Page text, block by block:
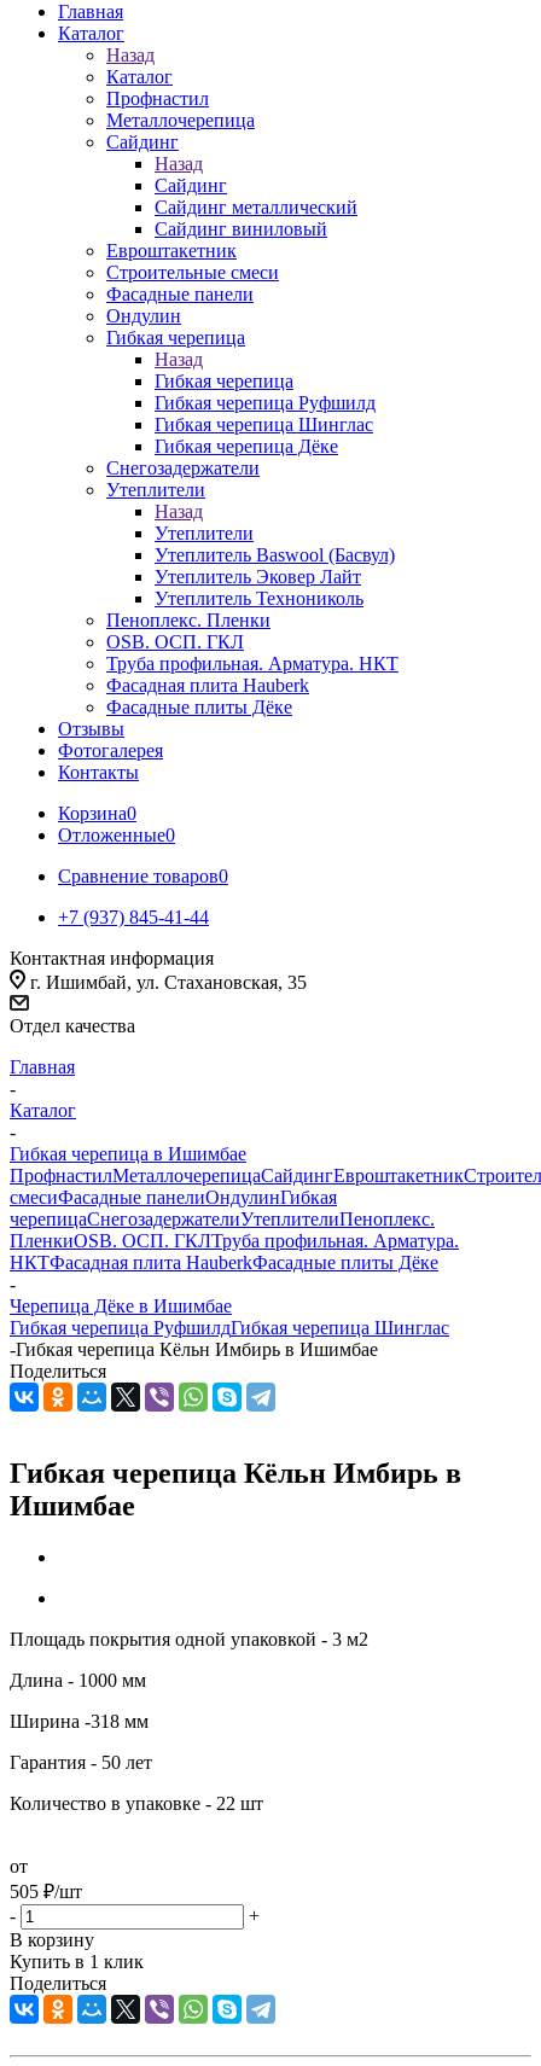
Главная
Каталог
Назад
Каталог
Профнастил
Металлочерепица
Сайдинг
Назад
Сайдинг
Сайдинг металлический
Сайдинг виниловый
Евроштакетник
Строительные смеси
Фасадные панели
Ондулин
Гибкая черепица
Назад
Гибкая черепица
Гибкая черепица Руфшилд
Гибкая черепица Шинглас
Гибкая черепица Дёке
Снегозадержатели
Утеплители
Назад
Утеплители
Утеплитель Baswool (Басвул)
Утеплитель Эковер Лайт
Утеплитель Технониколь
Пеноплекс. Пленки
OSB. ОСП. ГКЛ
Труба профильная. Арматура. НКТ
Фасадная плита Hauberk
Фасадные плиты Дёке
Отзывы
Фотогалерея
Контакты
Корзина0
Отложенные0
Сравнение товаров0
+7 (937) 845-41-44
Контактная информация
г. Ишимбай, ул. Стахановская, 35
Отдел качества
Главная
-
Каталог
-
Гибкая черепица в Ишимбае
ПрофнастилМеталлочерепицаСайдингЕвроштакетник
смесиФасадные панелиОндулинГибкая
черепицаСнегозадержателиУтеплителиПеноплекс.
ПленкиOSB. ОСП. ГКЛТруба профильная. Арматура.
НКТФасадная плита HauberkФасадные плиты Дёке
-
Черепица Дёке в Ишимбае
Гибкая черепица РуфшилдГибкая черепица Шинглас
-Гибкая черепица Кёльн Имбирь в Ишимбае
Поделиться
Гибкая черепица Кёльн Имбирь в
Ишимбае
Площадь покрытия одной упаковкой - 3 м2
Длина - 1000 мм
Ширина -318 мм
Гарантия - 50 лет
Количество в упаковке - 22 шт
от
505 ₽/шт
-
+
В корзину
Купить в 1 клик
Поделиться